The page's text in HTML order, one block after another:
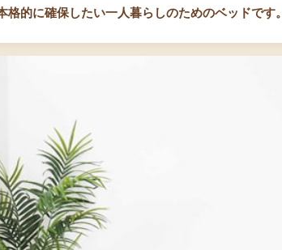
的に確保したい一人暮らしのためのベッドです。